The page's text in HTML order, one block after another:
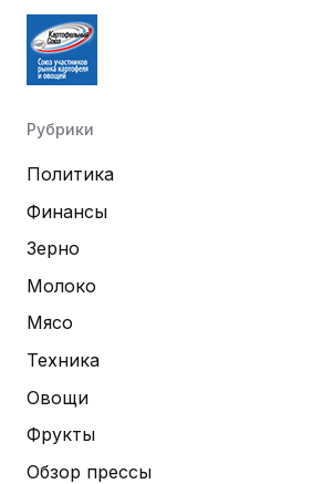
Рубрики
Политика
Финансы
Зерно
Молоко
Мясо
Техника
Овощи
Фрукты
Обзор прессы